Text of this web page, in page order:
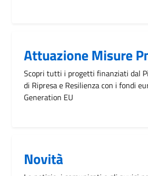
Attuazione Misure
Scopri tutti i progetti finanziati dal
di Ripresa e Resilienza con i fondi
Generation EU
Novità